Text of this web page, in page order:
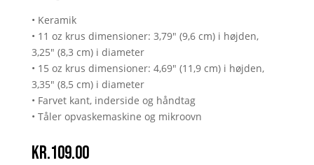
• Keramik
• 11 oz krus dimensioner: 3,79″ (9,6 cm) i højden,
3,25″ (8,3 cm) i diameter
• 15 oz krus dimensioner: 4,69″ (11,9 cm) i højden,
3,35″ (8,5 cm) i diameter
• Farvet kant, inderside og håndtag
• Tåler opvaskemaskine og mikroovn
kr.109.00